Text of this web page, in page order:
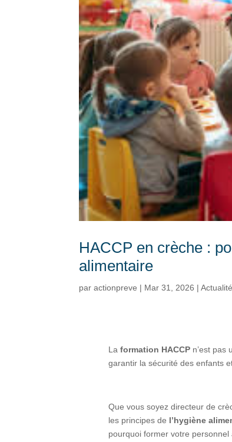
HACCP en crèche :
alimentaire
paractionpreve | Mar 31, 2026 |
Laformation HACCP n’est pas
garantir la sécurité des enfants
Que vous soyez directeur de
les principes de l’hygiène
pourquoi former votre